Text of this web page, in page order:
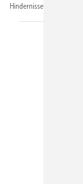
Hindernissen entwickelt.